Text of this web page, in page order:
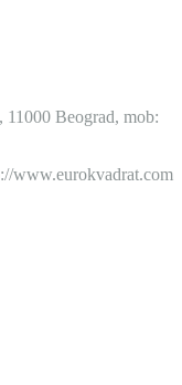
Beograd, mob:
www.eurokvadrat.com